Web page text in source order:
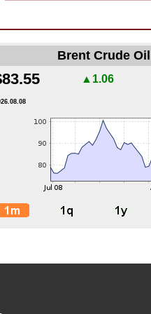
Brent Crude Oil
▲1.06